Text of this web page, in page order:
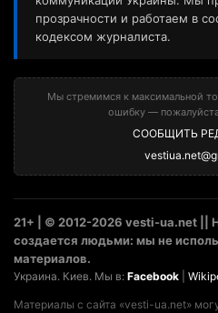
прозрачности и работаем в
кодексом журналиста.
Мы стремимся к максимальной
ошибку —
СООБЩИТЬ
21+ | © 2012-2026 vesti-ua.net ||
создается людьми: мы не
материалов.
Украина. Киев. Мы в: Facebook
Материалы с сайта «vesti-ua.net»